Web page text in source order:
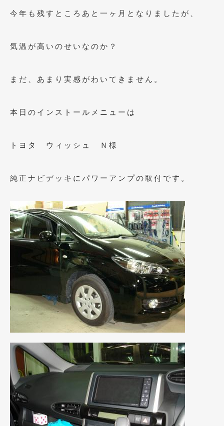
2024年1月 (1)
2023年11月(1)
2023年8月 (2)
2022年12月(1)
2022年10月 (2)
2022年8月(1)
2022年4月(2)
2022年1月(3)
2021年12月(2)
2021年8月(2)
2021年7月(7)
2021年3月 (1)
2021年1月 (2)
(2)
2020年11月 (2)
今年も残すところあと一ヶ月となりましたが、
気温が高いのせいなのか？
まだ、あまり実感がわいてきません。
本日のインストールメニューは
トヨタ ウィッシュ Ｎ様
純正ナビデッキにパワーアンプの取付です。